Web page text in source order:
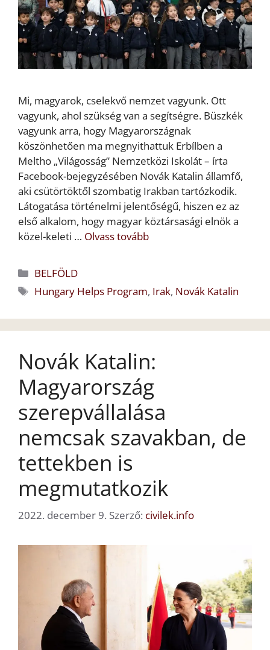
Mi, magyarok, cselekvő nemzet vagyunk. Ott
vagyunk, ahol szükség van a segítségre. Büszkék
vagyunk arra, hogy Magyarországnak
köszönhetően ma megnyithattuk Erbílben a
Meltho „Világosság” Nemzetközi Iskolát – írta
Facebook-bejegyzésében Novák Katalin államfő,
aki csütörtöktől szombatig Irakban tartózkodik.
Látogatása történelmi jelentőségű, hiszen ez az
első alkalom, hogy magyar köztársasági elnök a
közel-keleti … Olvass tovább
Kategória
BELFÖLD
Címkék
Hungary Helps Program, Irak, Novák Katalin
Novák Katalin:
Magyarország
szerepvállalása
nemcsak szavakban, de
tettekben is
megmutatkozik
2022. december 9. Szerző: civilek.info